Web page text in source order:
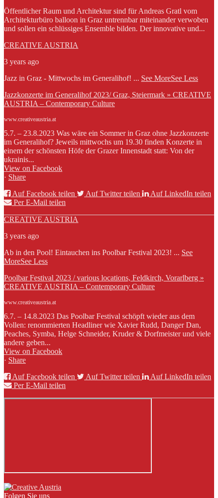
Öffentlicher Raum und Architektur sind für Andreas Gratl vom
Architekturbüro balloon in Graz untrennbar miteinander verwoben
und sollen ein schlüssiges Ensemble bilden. Der innovative und...
CREATIVE AUSTRIA
3 years ago
Jazz in Graz - Mittwochs im Generalihof! ... See MoreSee Less
Jazzkonzerte im Generalihof 2023/ Graz, Steiermark » CREATIVE
AUSTRIA – Contemporary Culture
www.creativeaustria.at
5.7. – 23.8.2023 Was wäre ein Sommer in Graz ohne Jazzkonzerte
im Generalihof? Jeweils mittwochs um 19.30 finden Konzerte in
einem der schönsten Höfe der Grazer Innenstadt statt: Von der
ukrainis...
View on Facebook
· Share
Auf Facebook teilen
Auf Twitter teilen
Auf LinkedIn teilen
Per E-Mail teilen
CREATIVE AUSTRIA
3 years ago
Ab in den Pool! Eintauchen ins Poolbar Festival 2023! ... See
MoreSee Less
Poolbar Festival 2023 / various locations, Feldkirch, Vorarlberg »
CREATIVE AUSTRIA – Contemporary Culture
www.creativeaustria.at
6.7. – 14.8.2023 Das Poolbar Festival schöpft wieder aus dem
Vollen: renommierten Headliner wie Xavier Rudd, Danger Dan,
Peaches, Symba, Helge Schneider, Kruder & Dorfmeister und viele
andere geben...
View on Facebook
· Share
Auf Facebook teilen
Auf Twitter teilen
Auf LinkedIn teilen
Per E-Mail teilen
Folgen Sie uns